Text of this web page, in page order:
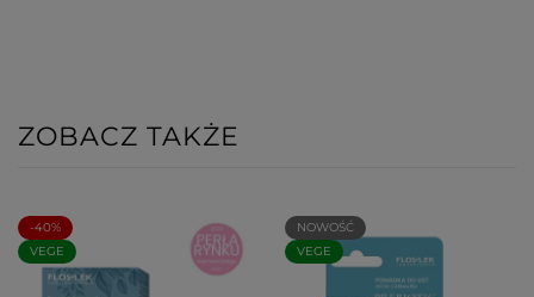
ZOBACZ TAKŻE
-40%
VEGE
NOWOŚĆ
VEGE